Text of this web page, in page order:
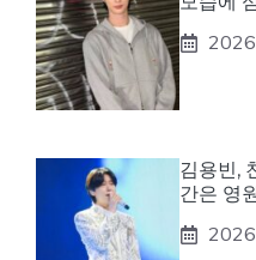
김용빈,
간은 영